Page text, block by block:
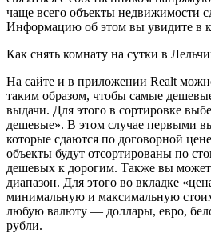
чаще всего объекты недвижимости
Информацию об этом вы увидите в
Как снять комнату на сутки в
На сайте и в приложении Realt
таким образом, чтобы самые
выдачи. Для этого в сортировке
дешевые». В этом случае первыми
которые сдаются по договорной
объекты будут отсортированы по
дешевых к дорогим. Также вы
диапазон. Для этого во вкладке
минимальную и максимальную
любую валюту — доллары, евро,
рубли.